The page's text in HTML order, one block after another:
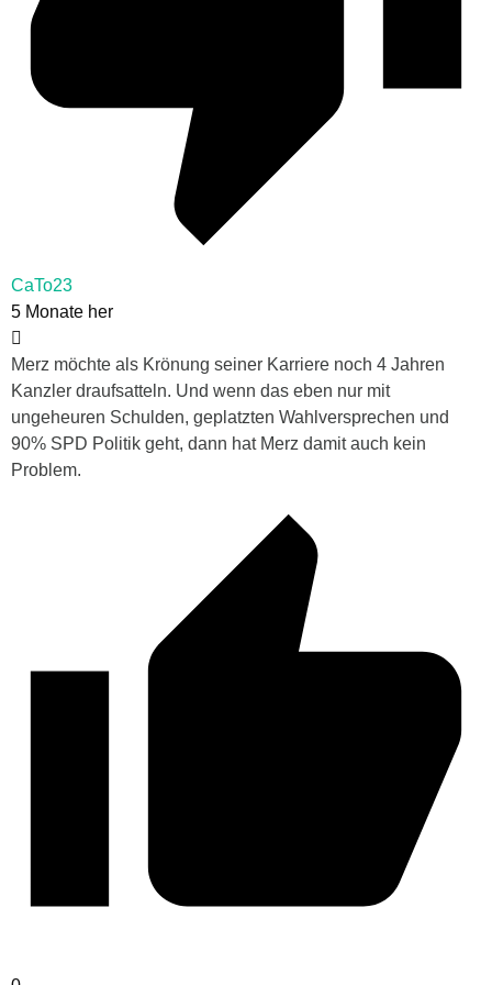
CaTo23
5 Monate her
Merz möchte als Krönung seiner Karriere noch 4 Jahren
Kanzler draufsatteln. Und wenn das eben nur mit
ungeheuren Schulden, geplatzten Wahlversprechen und
90% SPD Politik geht, dann hat Merz damit auch kein
Problem.